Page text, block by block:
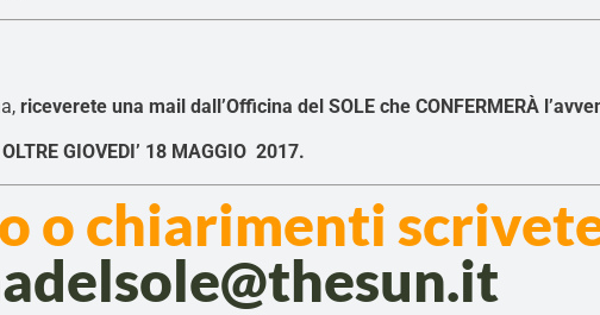
riceverete una mail dall’Officina del SOLE che CONFERMERÀ
GIOVEDI’ 18 MAGGIO 2017.
o chiarimenti